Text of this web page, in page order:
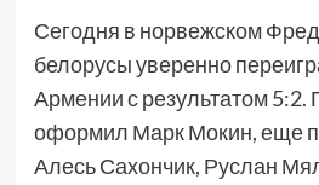
Сегодня в норвежском
белорусы уверенно
Армении с результатом 5:2.
оформил Марк Мокин, еще
Алесь Сахончик, Руслан